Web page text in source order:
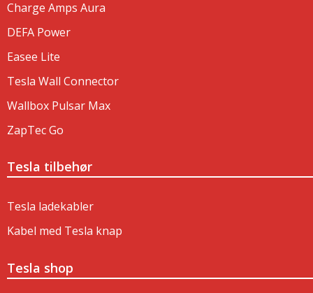
Charge Amps Aura
DEFA Power
Easee Lite
Tesla Wall Connector
Wallbox Pulsar Max
ZapTec Go
Tesla tilbehør
Tesla ladekabler
Kabel med Tesla knap
Tesla shop